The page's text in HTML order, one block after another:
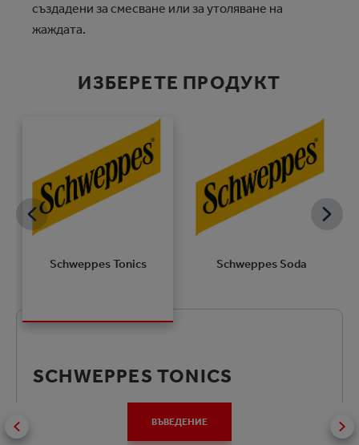
създадени за смесване или за утоляване на
жаждата.
ИЗБЕРЕТЕ ПРОДУКТ
Schweppes Tonics Schweppes Soda
SCHWEPPES TONICS
ВЪВЕДЕНИЕ